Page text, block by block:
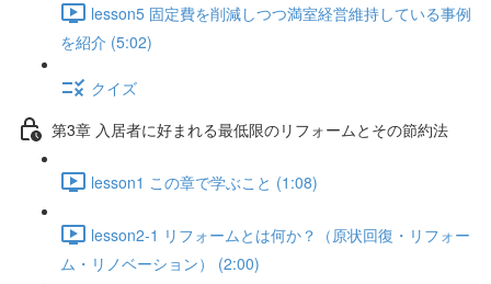
lesson5 固定費を削減しつつ満室経営維持している事例
を紹介 (5:02)
クイズ
第3章 入居者に好まれる最低限のリフォームとその節約法
lesson1 この章で学ぶこと (1:08)
lesson2-1 リフォームとは何か？（原状回復・リフォー
ム・リノベーション） (2:00)